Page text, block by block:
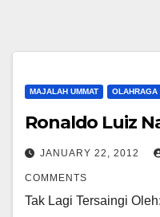
MAJALAH UMMAT OLAHRAGA
Ronaldo Luiz
JANUARY 22, 2012
COMMENTS
Tak Lagi Tersaingi